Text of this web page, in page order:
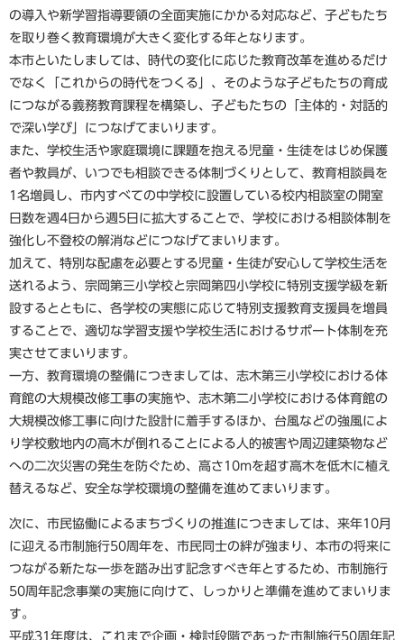
の導入や新学習指導要領の全面実施にかかる対応など、子どもたち
を取り巻く教育環境が大きく変化する年となります。
本市といたしましては、時代の変化に応じた教育改革を進めるだけ
でなく「これからの時代をつくる」、そのような子どもたちの育成
につながる義務教育課程を構築し、子どもたちの「主体的・対話的
で深い学び」につなげてまいります。
また、学校生活や家庭環境に課題を抱える児童・生徒をはじめ保護
者や教員が、いつでも相談できる体制づくりとして、教育相談員を
1名増員し、市内すべての中学校に設置している校内相談室の開室
日数を週4日から週5日に拡大することで、学校における相談体制を
強化し不登校の解消などにつなげてまいります。
加えて、特別な配慮を必要とする児童・生徒が安心して学校生活を
送れるよう、宗岡第三小学校と宗岡第四小学校に特別支援学級を新
設するとともに、各学校の実態に応じて特別支援教育支援員を増員
することで、適切な学習支援や学校生活におけるサポート体制を充
実させてまいります。
一方、教育環境の整備につきましては、志木第三小学校における体
育館の大規模改修工事の実施や、志木第二小学校における体育館の
大規模改修工事に向けた設計に着手するほか、台風などの強風によ
り学校敷地内の高木が倒れることによる人的被害や周辺建築物など
への二次災害の発生を防ぐため、高さ10mを超す高木を低木に植え
替えるなど、安全な学校環境の整備を進めてまいります。
次に、市民協働によるまちづくりの推進につきましては、来年10月
に迎える市制施行50周年を、市民同士の絆が強まり、本市の将来に
つながる新たな一歩を踏み出す記念すべき年とするため、市制施行
50周年記念事業の実施に向けて、しっかりと準備を進めてまいりま
す。
平成31年度は、これまで企画・検討段階であった市制施行50周年記